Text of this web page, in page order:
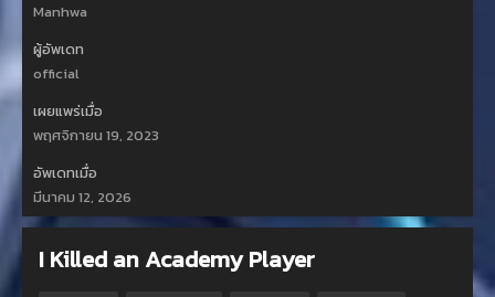
Manhwa
ผู้อัพเดท
official
เผยแพร่เมื่อ
พฤศจิกายน 19, 2023
อัพเดทเมื่อ
มีนาคม 12, 2026
I Killed an Academy Player